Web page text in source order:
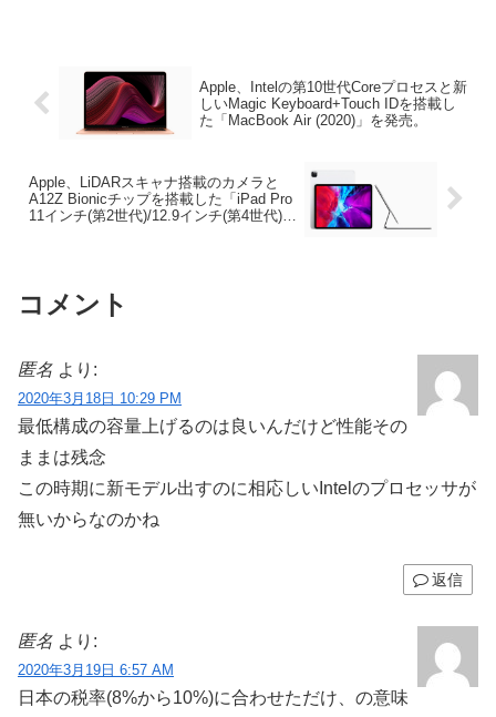
Apple、Intelの第10世代Coreプロセスと新
しいMagic Keyboard+Touch IDを搭載し
た「MacBook Air (2020)」を発売。
Apple、LiDARスキャナ搭載のカメラと
A12Z Bionicチップを搭載した「iPad Pro
11インチ(第2世代)/12.9インチ(第4世代)」
コメント
匿名 より:
2020年3月18日 10:29 PM
最低構成の容量上げるのは良いんだけど性能その
ままは残念
この時期に新モデル出すのに相応しいIntelのプロセッサが
無いからなのかね
返信
匿名 より:
2020年3月19日 6:57 AM
日本の税率(8%から10%)に合わせただけ、の意味